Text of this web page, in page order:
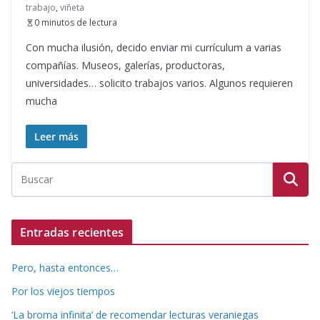
trabajo, viñeta
0 minutos de lectura
Con mucha ilusión, decido enviar mi currículum a varias
compañías. Museos, galerías, productoras,
universidades… solicito trabajos varios. Algunos requieren
mucha
Leer más
Entradas recientes
Pero, hasta entonces…
Por los viejos tiempos
‘La broma infinita’ de recomendar lecturas veraniegas